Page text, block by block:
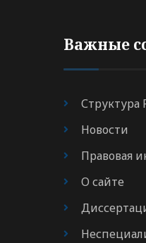
Важные
Новости
Правовая
О сайте